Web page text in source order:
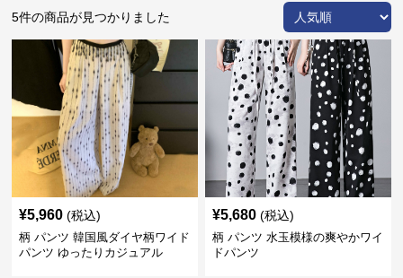
5件の商品が見つかりました
¥5,960 (税込)
柄 パンツ 韓国風ダイヤ柄ワイド
パンツ ゆったりカジュアル
¥5,680 (税込)
柄 パンツ 水玉模様の爽やかワイ
ドパンツ